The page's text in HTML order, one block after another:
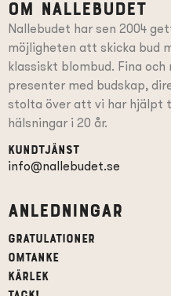
Om Nallebudet
Nallebudet har sen 2004
möjligheten att skicka bud
klassiskt blombud. Fina
presentermed budskap,
stolta över att vi har hjälpt
hälsningar i 20 år.
Kundtjänst
info@nallebudet.se
Anledningar
Gratulationer
Omtanke
Kärlek